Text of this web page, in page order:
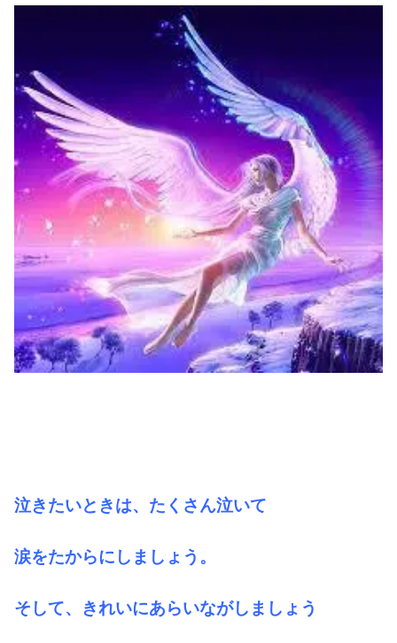
泣きたいときは、たくさん泣いて
涙をたからにしましょう。
そして、きれいにあらいながしましょう